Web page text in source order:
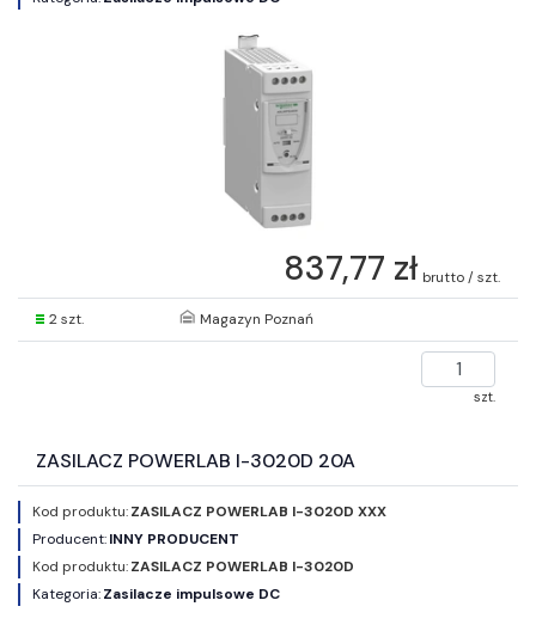
837,77 zł brutto / szt.
2 szt. Magazyn Poznań
szt.
ZASILACZ POWERLAB I-3020D 20A
Kod produktu:ZASILACZ POWERLAB I-3020D XXX
Producent:INNY PRODUCENT
Kod produktu:ZASILACZ POWERLAB I-3020D
Kategoria:Zasilacze impulsowe DC